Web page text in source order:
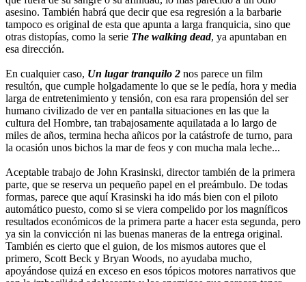
asesino. También habrá que decir que esa regresión a la barbarie
tampoco es original de esta que apunta a larga franquicia, sino que
otras distopías, como la serie The walking dead, ya apuntaban en
esa dirección.
En cualquier caso, Un lugar tranquilo 2 nos parece un film
resultón, que cumple holgadamente lo que se le pedía, hora y media
larga de entretenimiento y tensión, con esa rara propensión del ser
humano civilizado de ver en pantalla situaciones en las que la
cultura del Hombre, tan trabajosamente aquilatada a lo largo de
miles de años, termina hecha añicos por la catástrofe de turno, para
la ocasión unos bichos la mar de feos y con mucha mala leche...
Aceptable trabajo de John Krasinski, director también de la primera
parte, que se reserva un pequeño papel en el preámbulo. De todas
formas, parece que aquí Krasinski ha ido más bien con el piloto
automático puesto, como si se viera compelido por los magníficos
resultados económicos de la primera parte a hacer esta segunda, pero
ya sin la convicción ni las buenas maneras de la entrega original.
También es cierto que el guion, de los mismos autores que el
primero, Scott Beck y Bryan Woods, no ayudaba mucho,
apoyándose quizá en exceso en esos tópicos motores narrativos que